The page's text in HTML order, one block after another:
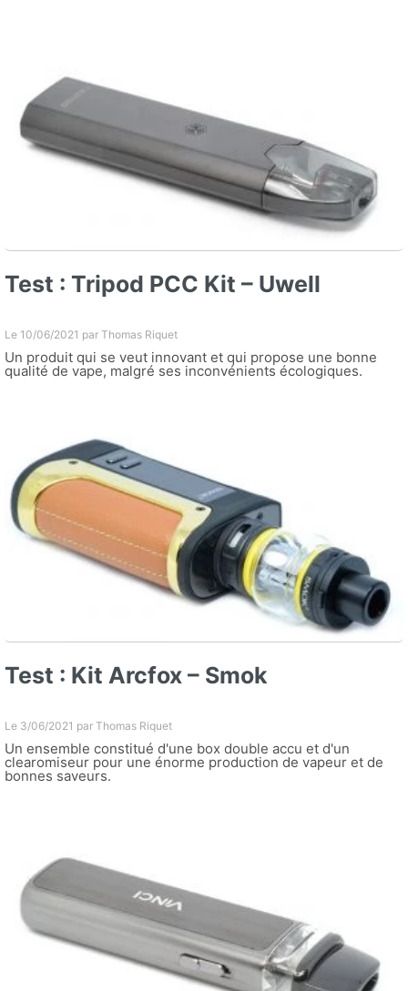
Test : Tripod PCC Kit – Uwell
Le 10/06/2021 par Thomas Riquet
Un produit qui se veut innovant et qui propose une bonne
qualité de vape, malgré ses inconvénients écologiques.
Test : Kit Arcfox – Smok
Le 3/06/2021 par Thomas Riquet
Un ensemble constitué d'une box double accu et d'un
clearomiseur pour une énorme production de vapeur et de
bonnes saveurs.